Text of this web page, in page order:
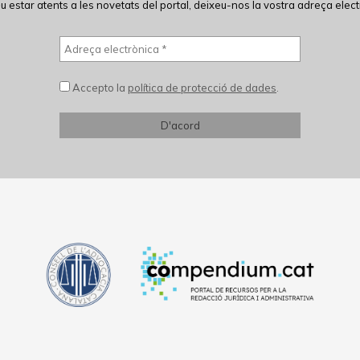
estar atents a les novetats del portal, deixeu-nos la vostra adreça
Accepto la política de protecció de dades